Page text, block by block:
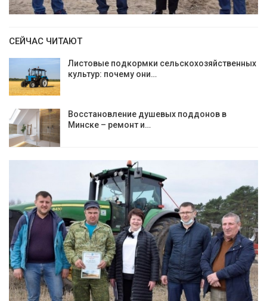
СЕЙЧАС ЧИТАЮТ
Листовые подкормки сельскохозяйственных
культур: почему они…
Восстановление душевых поддонов в
Минске – ремонт и…